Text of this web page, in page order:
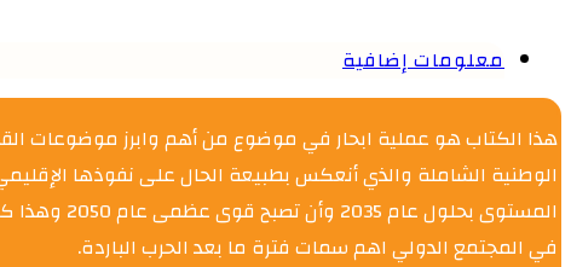
معلومات إضافية
هذا الكتاب هو عملية ابحار في موضوع من أهم وابرز موضوعات
الوطنية الشاملة والذي أنعكس بطبيعة الحال على نفوذها
المستوى
في المجتمع الدولي اهم سمات فترة ما بعد الحرب الباردة.